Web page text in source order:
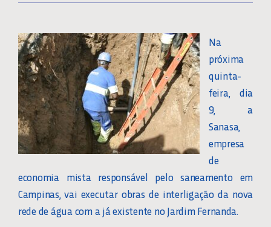
Na
próxima
quinta-
feira, dia
9, a
Sanasa,
empresa
de
economia mista responsável pelo saneamento em
Campinas, vai executar obras de interligação da nova
rede de água com a já existente no Jardim Fernanda.